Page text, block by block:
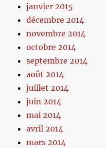
janvier 2015
décembre 2014
novembre 2014
octobre 2014
septembre 2014
août 2014
juillet 2014
juin 2014
mai 2014
avril 2014
mars 2014